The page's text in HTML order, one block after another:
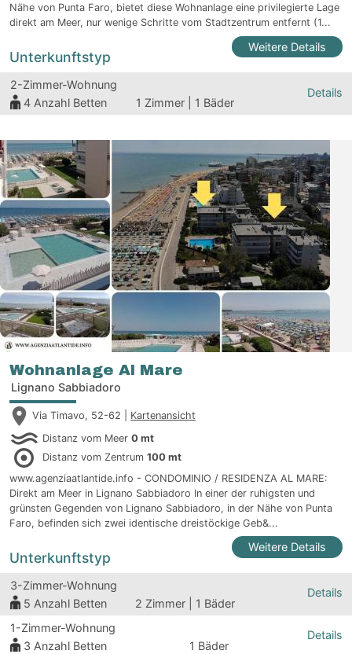
Nähe von Punta Faro, bietet diese Wohnanlage eine privilegierte Lage
direkt am Meer, nur wenige Schritte vom Stadtzentrum entfernt (1...
Weitere Details
Unterkunftstyp
2-Zimmer-Wohnung
4 Anzahl Betten 1 Zimmer | 1 Bäder
Details
Wohnanlage Al Mare
Lignano Sabbiadoro
Via Timavo, 52-62 | Kartenansicht
Distanz vom Meer 0 mt
Distanz vom Zentrum 100 mt
www.agenziaatlantide.info - CONDOMINIO / RESIDENZA AL MARE:
Direkt am Meer in Lignano Sabbiadoro In einer der ruhigsten und
grünsten Gegenden von Lignano Sabbiadoro, in der Nähe von Punta
Faro, befinden sich zwei identische dreistöckige Geb&...
Weitere Details
Unterkunftstyp
3-Zimmer-Wohnung
5 Anzahl Betten 2 Zimmer | 1 Bäder
Details
1-Zimmer-Wohnung
3 Anzahl Betten 1 Bäder
Details